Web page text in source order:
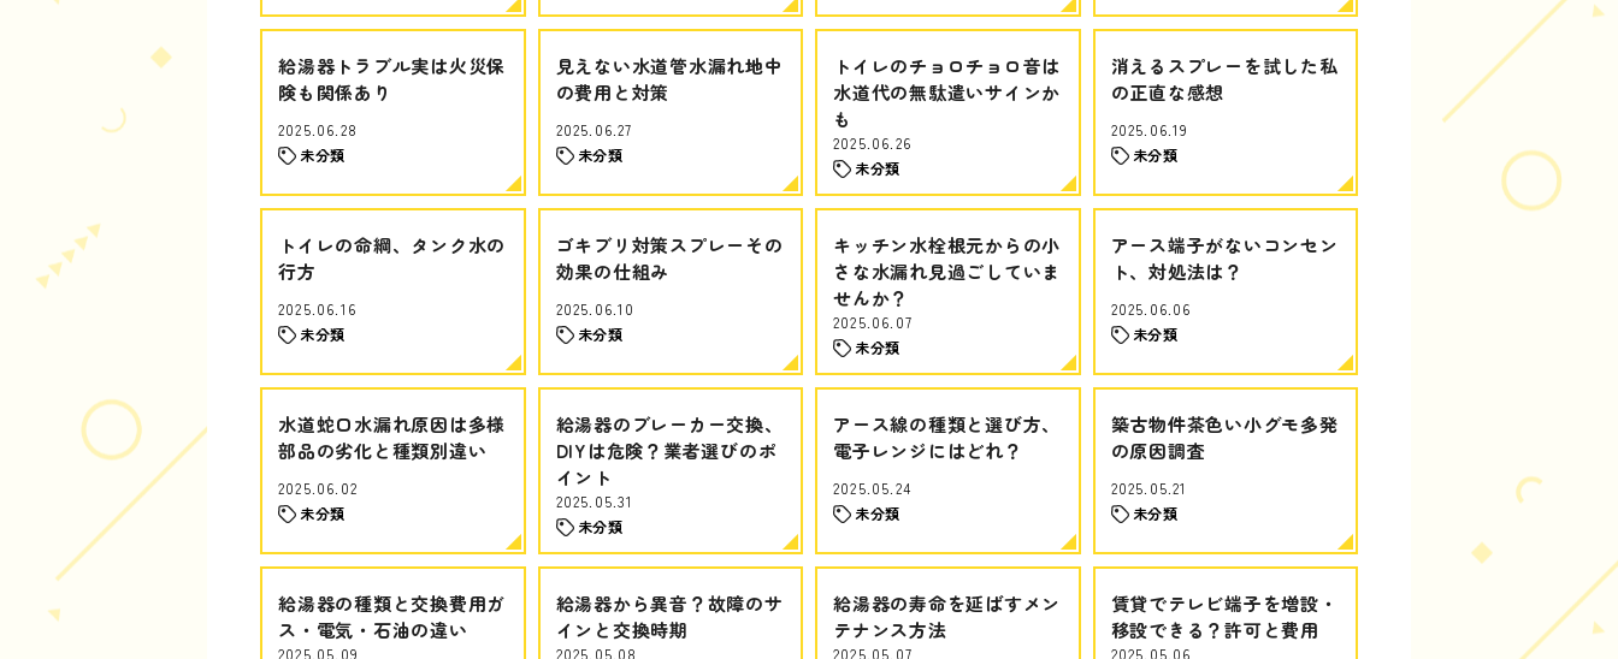
給湯器トラブル実は火災保
険も関係あり
2025.06.28
未分類
見えない水道管水漏れ地中
の費用と対策
2025.06.27
未分類
トイレのチョロチョロ音は
水道代の無駄遣いサインか
も
2025.06.26
未分類
消えるスプレーを試した私
の正直な感想
2025.06.19
未分類
トイレの命綱、タンク水の
行方
2025.06.16
未分類
ゴキブリ対策スプレーその
効果の仕組み
2025.06.10
未分類
キッチン水栓根元からの小
さな水漏れ見過ごしていま
せんか？
2025.06.07
未分類
アース端子がないコンセン
ト、対処法は？
2025.06.06
未分類
水道蛇口水漏れ原因は多様
部品の劣化と種類別違い
2025.06.02
未分類
給湯器のブレーカー交換、
DIYは危険？業者選びのポ
イント
2025.05.31
未分類
アース線の種類と選び方、
電子レンジにはどれ？
2025.05.24
未分類
築古物件茶色い小グモ多発
の原因調査
2025.05.21
未分類
給湯器の種類と交換費用ガ
ス・電気・石油の違い
2025.05.09
給湯器から異音？故障のサ
インと交換時期
2025.05.08
給湯器の寿命を延ばすメン
テナンス方法
2025.05.07
賃貸でテレビ端子を増設・
移設できる？許可と費用
2025.05.06